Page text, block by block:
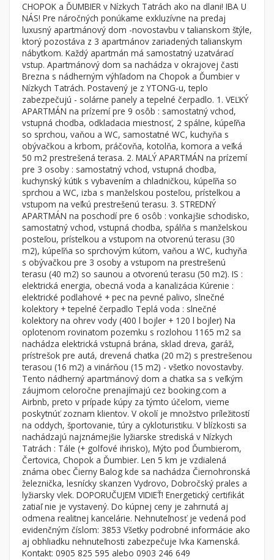
Lokalita
×
×
Banskobystrický (kraj)
Byt
Garsónky
Dvojgarsónky
1-izbové
2-izbové
3-izbové
4 a viac izbové byty
Dom
Vila
Chalupa
Pozemok
Stavebné pozemky
Bývanie a rekreácia
Priemyselný pozemok
Poľnohospodárske pozemky
Záhrada
Iný poľnohospodársky pozemok
Nebytové priestory
Administratívne, obchodné
Skladové, výrobné
Rekreačné, reštauračné
Garáž, garážové státie
Filtre
Súkromná inzercia
Ponuka RK
Len s fotkou
Novostavba
searchHľadaj
Uložiť vyhľadávanie| alternate_emailZasielať na email
Zatvoriť vyhľadávanie
CHOPOK a ĎUMBIER v Nízkych Tatrách ako na dlani! IBA U
NÁS! Pre náročných ponúkame exkluzívne na predaj
luxusný apartmánový dom -novostavbu v talianskom štýle,
ktorý pozostáva z 3 apartmánov zariadených talianskym
nábytkom. Každý apartmán má samostatný uzatvárací
vstup. Apartmánový dom sa nachádza v okrajovej časti
Brezna s nádherným výhľadom na Chopok a Ďumbier v
Nízkych Tatrách. Postavený je z YTONG-u, teplo
zabezpečujú - solárne panely a tepelné čerpadlo. 1. VEĽKÝ
APARTMÁN na prízemí pre 9 osôb : samostatný vchod,
vstupná chodba, odkladacia miestnosť, 2 spálne, kúpeľňa
so sprchou, vaňou a WC, samostatné WC, kuchyňa s
obývačkou a krbom, práčovňa, kotolňa, komora a veľká
50 m2 prestrešená terasa. 2. MALÝ APARTMÁN na prízemí
pre 3 osoby : samostatný vchod, vstupná chodba,
kuchynský kútik s vybavením a chladničkou, kúpeľňa so
sprchou a WC, izba s manželskou posteľou, prístelkou a
vstupom na veľkú prestrešenú terasu. 3. STREDNÝ
APARTMÁN na poschodí pre 6 osôb : vonkajšie schodisko,
samostatný vchod, vstupná chodba, spálňa s manželskou
posteľou, prístelkou a vstupom na otvorenú terasu (30
m2), kúpeľňa so sprchovým kútom, vaňou a WC, kuchyňa
s obývačkou pre 3 osoby a vstupom na prestrešenú
terasu (40 m2) so saunou a otvorenú terasu (50 m2). IS :
elektrická energia, obecná voda a kanalizácia Kúrenie :
elektrické podlahové + pec na pevné palivo, slnečné
kolektory + tepelné čerpadlo Teplá voda : slnečné
kolektory na ohrev vody (400 l bojler + 120 l bojler) Na
oplotenom rovinatom pozemku s rozlohou 1165 m2 sa
nachádza elektrická vstupná brána, sklad dreva, garáž,
prístrešok pre autá, drevená chatka (20 m2) s prestrešenou
terasou (16 m2) a vinárňou (15 m2) - všetko novostavby.
Tento nádherný apartmánový dom a chatka sa s veľkým
záujmom celoročne prenajímajú cez booking.com a
Airbnb, preto v prípade kúpy za týmto účelom, vieme
poskytnúť zoznam klientov. V okolí je množstvo príležitostí
na oddych, športovanie, túry a cykloturistiku. V blízkosti sa
nachádzajú najznámejšie lyžiarske strediská v Nízkych
Tatrách : Tále (+ golfové ihrisko), Mýto pod Ďumbierom,
Čertovica, Chopok a Ďumbier. Len 5 km je vzdialená
známa obec Čierny Balog kde sa nachádza Čiernohronská
železnička, lesnícky skanzen Vydrovo, Dobročský prales a
lyžiarsky vlek. DOPORUČUJEM VIDIEŤ! Energetický certifikát
zatiaľ nie je vystavený. Do kúpnej ceny je zahrnutá aj
odmena realitnej kancelárie. Nehnuteľnosť je vedená pod
evidenčným číslom: 3853 Všetky podrobné informácie ako
aj obhliadku nehnuteľnosti zabezpečuje Ivka Kamenská.
Kontakt: 0905 825 595 alebo 0903 246 649